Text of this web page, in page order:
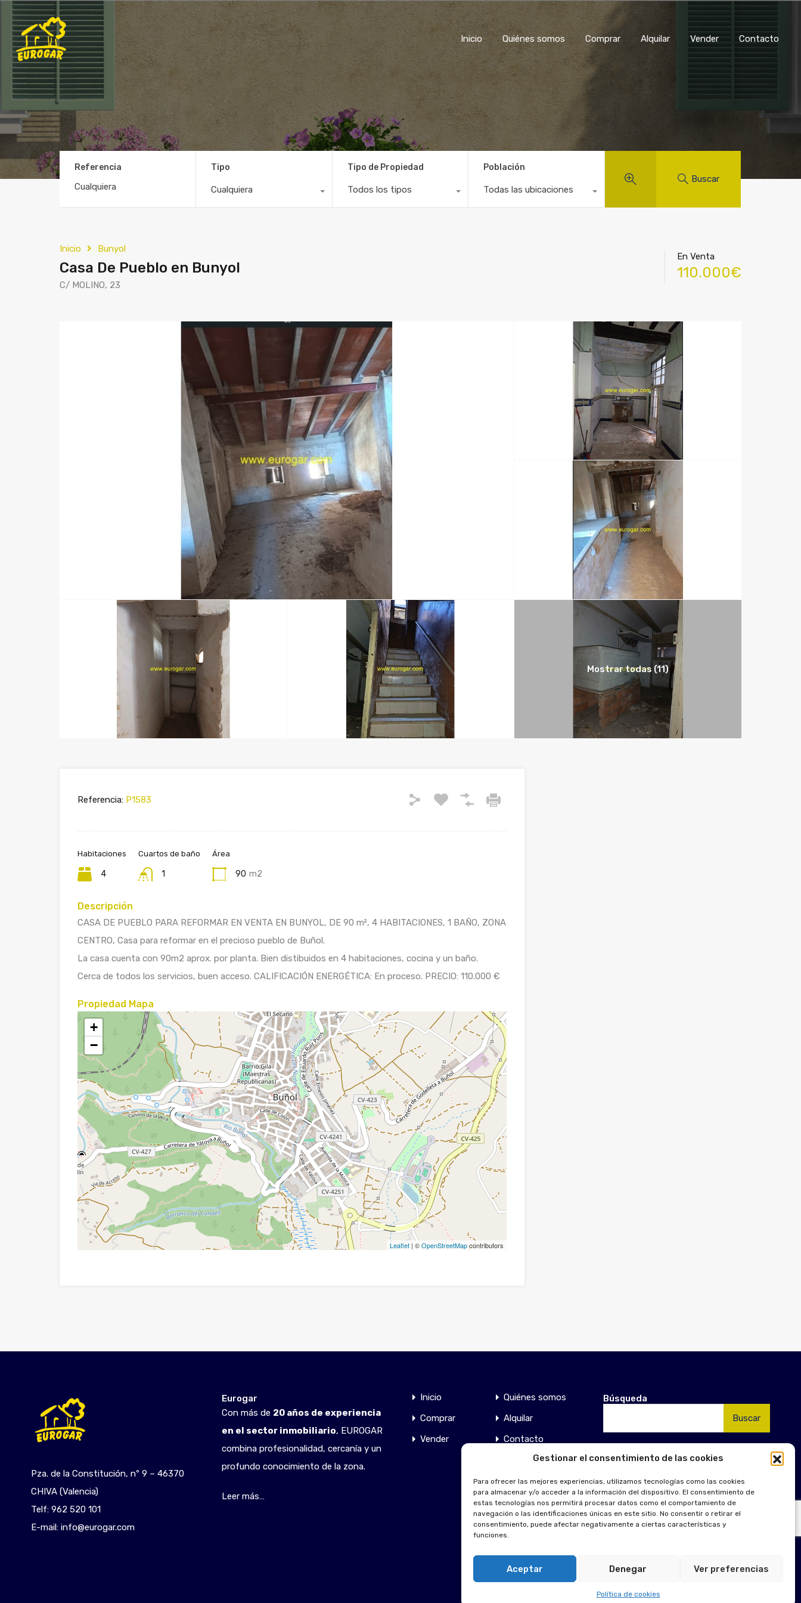
Gestionar el consentimiento de las cookies
Para ofrecer las mejores experiencias, utilizamos tecnologías como las cookies
para almacenar y/o acceder a la información del dispositivo. El consentimiento de
estas tecnologías nos permitirá procesar datos como el comportamiento de
navegación o las identificaciones únicas en este sitio. No consentir o retirar el
consentimiento, puede afectar negativamente a ciertas características y
funciones.
Aceptar Denegar Ver preferencias
Política de cookies
Inicio Quiénes somos Comprar Alquilar Vender Contacto
Inicio Quiénes somos Comprar Alquilar Vender Contacto
Referencia Tipo
Cualquiera
Tipo de Propiedad
Todos los tipos
Población
Todas las ubicaciones
Buscar
Inicio Bunyol
Casa De Pueblo en Bunyol
C/ MOLINO, 23
En Venta
110.000€
Mostrar todas (11)
Referencia: P1583
Habitaciones
4
Cuartos de baño
1
Área
90 m2
Descripción
CASA DE PUEBLO PARA REFORMAR EN VENTA EN BUNYOL, DE 90 m², 4 HABITACIONES, 1 BAÑO, ZONA
CENTRO, Casa para reformar en el precioso pueblo de Buñol.
La casa cuenta con 90m2 aprox. por planta. Bien distibuidos en 4 habitaciones, cocina y un baño.
Cerca de todos los servicios, buen acceso. CALIFICACIÓN ENERGÉTICA: En proceso. PRECIO: 110.000 €
Propiedad Mapa
+
−
Leaflet| ©OpenStreetMapcontributors
Pza. de la Constitución, nº 9 – 46370
CHIVA (Valencia)
Telf: 962 520 101
E-mail: info@eurogar.com
Eurogar
Con más de 20 años de experiencia
en el sector inmobiliario, EUROGAR
combina profesionalidad, cercanía y un
profundo conocimiento de la zona.
Leer más…
Inicio
Quiénes somos
Comprar
Alquilar
Vender
Contacto
Búsqueda